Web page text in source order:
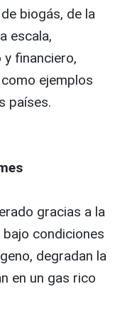
biogás, de la
escala,
financiero,
ejemplos
países.
gracias a la
condiciones
degradan la
en un gas rico